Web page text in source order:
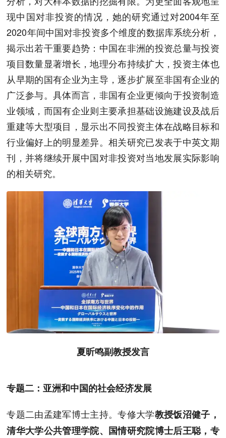
现中国对非投资的情况，她的研究通过对2004年至
2020年间中国对非投资多个维度的数据库系统分析，
揭示出若干重要趋势：中国在非洲的投资总量与投资
项目数量显著增长，地理分布持续扩大，投资主体也
从早期的国有企业为主导，逐步扩展至非国有企业的
广泛参与。具体而言，非国有企业更倾向于投资制造
业领域，而国有企业则主要承担基础设施建设及战后
重建等大型项目，显示出不同投资主体在战略目标和
行业偏好上的明显差异。相关研究已发表于中英文期
刊，并将继续开展中国对非投资对当地发展实际影响
的相关研究。
夏昕鸣副教授发言
专题二：亚洲和中国的社会经济发展
专题二由孟建军博士主持。专修大学教授饭沼健子，
清华大学公共管理学院、国情研究院博士后王聪，专